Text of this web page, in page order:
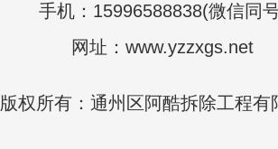
手机：15996588838(微信同
网址：www.yzzxgs.net
版权所有：通州区阿酷拆除工程有